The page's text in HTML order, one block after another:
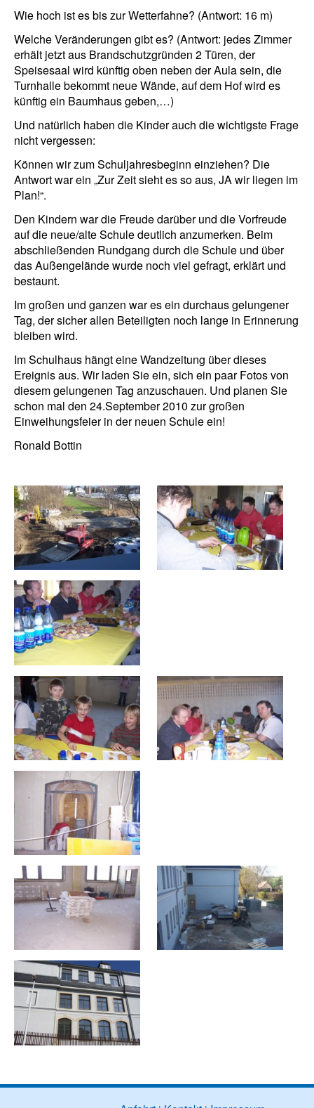
Wie hoch ist es bis zur Wetterfahne? (Antwort: 16 m)
Welche Veränderungen gibt es? (Antwort: jedes Zimmer
erhält jetzt aus Brandschutzgründen 2 Türen, der
Speisesaal wird künftig oben neben der Aula sein, die
Turnhalle bekommt neue Wände, auf dem Hof wird es
künftig ein Baumhaus geben,…)
Und natürlich haben die Kinder auch die wichtigste Frage
nicht vergessen:
Können wir zum Schuljahresbeginn einziehen? Die
Antwort war ein „Zur Zeit sieht es so aus, JA wir liegen im
Plan!“.
Den Kindern war die Freude darüber und die Vorfreude
auf die neue/alte Schule deutlich anzumerken. Beim
abschließenden Rundgang durch die Schule und über
das Außengelände wurde noch viel gefragt, erklärt und
bestaunt.
Im großen und ganzen war es ein durchaus gelungener
Tag, der sicher allen Beteiligten noch lange in Erinnerung
bleiben wird.
Im Schulhaus hängt eine Wandzeitung über dieses
Ereignis aus. Wir laden Sie ein, sich ein paar Fotos von
diesem gelungenen Tag anzuschauen. Und planen Sie
schon mal den 24.September 2010 zur großen
Einweihungsfeier in der neuen Schule ein!
Ronald Bottin